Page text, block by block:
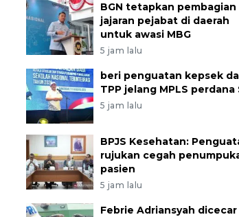
BGN tetapkan pembagian
jajaran pejabat di daerah
untuk awasi MBG
5 jam lalu
beri penguatan kepsek
TPP jelang MPLS perdana
5 jam lalu
BPJS Kesehatan:
rujukan cegah
pasien
5 jam lalu
Febrie Adriansyah dicecar